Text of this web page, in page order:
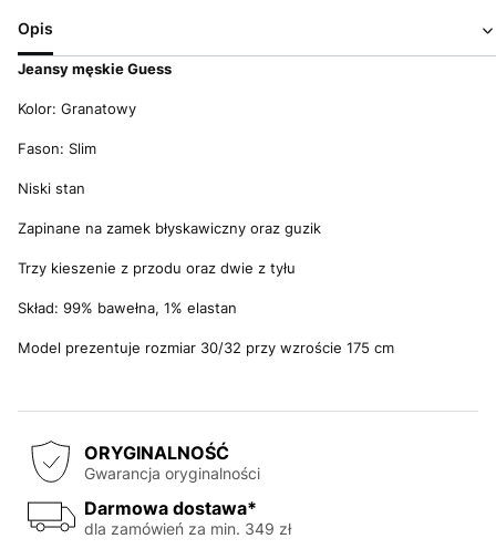
Opis
Jeansy męskie Guess
Kolor: Granatowy
Fason: Slim
Niski stan
Zapinane na zamek błyskawiczny oraz guzik
Trzy kieszenie z przodu oraz dwie z tyłu
Skład: 99% bawełna, 1% elastan
Model prezentuje rozmiar 30/32 przy wzroście 175 cm
ORYGINALNOŚĆ
Gwarancja oryginalności
Darmowa dostawa*
dla zamówień za min. 349 zł